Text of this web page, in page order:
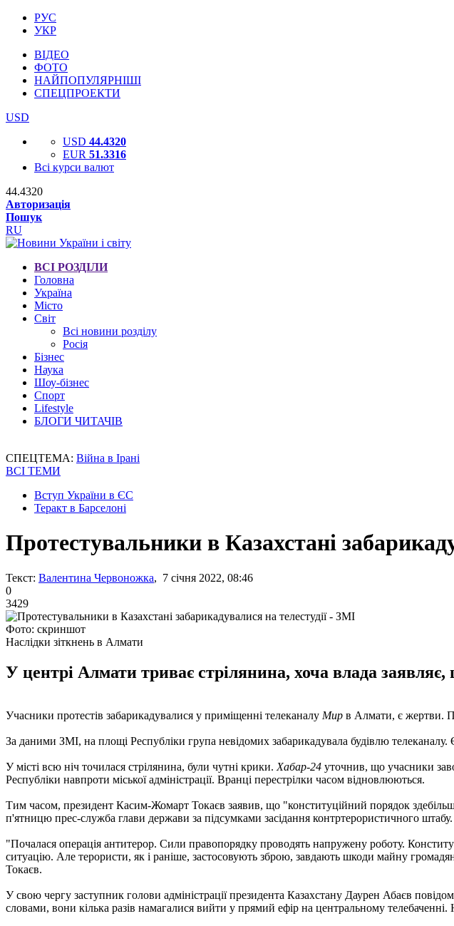
РУС
УКР
ВІДЕО
ФОТО
НАЙПОПУЛЯРНІШІ
СПЕЦПРОЕКТИ
USD
USD 44.4320
EUR 51.3316
Всі курси валют
44.4320
Авторизація
Пошук
RU
ВСІ РОЗДІЛИ
Головна
Україна
Місто
Світ
Всі новини розділу
Росія
Бізнес
Наука
Шоу-бізнес
Спорт
Lifestyle
БЛОГИ ЧИТАЧІВ
СПЕЦТЕМА: Війна в Ірані
ВСІ ТЕМИ
Вступ України в ЄС
Теракт в Барселоні
Протестувальники в Казахстані
Текст: Валентина Червоножка, 7 січня 2022, 08:46
0
3429
Фото: скриншот
Наслідки зіткнень в Алмати
У центрі Алмати триває стрілянина, хоча влада
Учасники протестів забарикадувалися у приміщенні телеканалу Мир в Алмати, є жертви.
За даними ЗМІ, на площі Республіки група невідомих забарикадувала будівлю телеканалу.
У місті всю ніч точилася стрілянина, були чутні крики. Хабар-24 уточнив, що учасники
Республіки навпроти міської адміністрації. Вранці перестрілки часом відновлюються.
Тим часом, президент Касим-Жомарт Токаєв заявив, що "конституційний порядок
п'ятницю прес-служба глави держави за підсумками засідання контртерористичного штабу.
"Почалася операція антитерор. Сили правопорядку проводять напружену роботу.
ситуацію. Але терористи, як і раніше, застосовують зброю, завдають шкоди майну
Токаєв.
У свою чергу заступник голови адміністрації президента Казахстану Даурен Абаєв
словами, вони кілька разів намагалися вийти у прямий ефір на центральному